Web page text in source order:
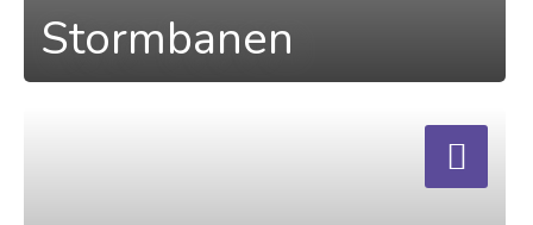
Stormbanen